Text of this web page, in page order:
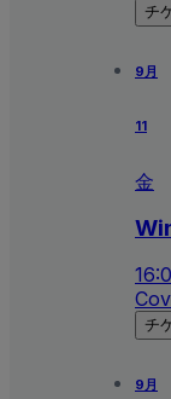
チ
9月
11
金
チ
9月